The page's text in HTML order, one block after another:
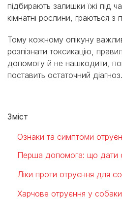
підбирають залишки їжі під
кімнатні рослини, граються з
Тому кожному опікуну
розпізнати токсикацію,
допомогу й не нашкодити,
поставить остаточний діагноз.
Зміст
Ознаки та симптоми
Перша допомога: що дати
Ліки проти отруєння для
Харчове отруєння у